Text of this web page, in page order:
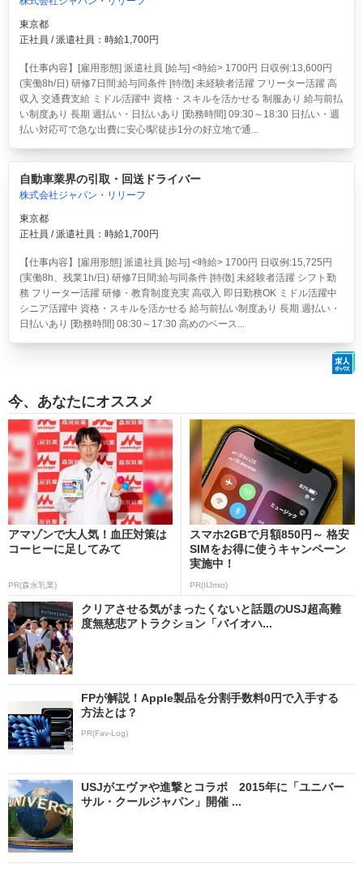
東京都
正社員 / 派遣社員：時給1,700円
【仕事内容】[雇用形態] 派遣社員 [給与] <時給> 1700円 日収例:13,600円
(実働8h/日) 研修7日間:給与同条件 [特徴] 未経験者活躍 フリーター活躍 高
収入 交通費支給 ミドル活躍中 資格・スキルを活かせる 制服あり 給与前払
い制度あり 長期 週払い・日払いあり [勤務時間] 09:30～18:30 日払い・週
払い対応可で急な出費に安心!駅徒歩1分の好立地で通...
自動車業界の引取・回送ドライバー
株式会社ジャパン・リリーフ
東京都
正社員 / 派遣社員：時給1,700円
【仕事内容】[雇用形態] 派遣社員 [給与] <時給> 1700円 日収例:15,725円
(実働8h、残業1h/日) 研修7日間:給与同条件 [特徴] 未経験者活躍 シフト勤
務 フリーター活躍 研修・教育制度充実 高収入 即日勤務OK ミドル活躍中
シニア活躍中 資格・スキルを活かせる 給与前払い制度あり 長期 週払い・
日払いあり [勤務時間] 08:30～17:30 高めのベース...
今、あなたにオススメ
アマゾンで大人気！血圧対策は
コーヒーに足してみて
PR(森永乳業)
スマホ2GBで月額850円～ 格安
SIMをお得に使うキャンペーン
実施中！
PR(IIJmio)
クリアさせる気がまったくないと話題のUSJ超高難
度無慈悲アトラクション「バイオハ...
FPが解説！Apple製品を分割手数料0円で入手する
方法とは？
PR(Fav-Log)
USJがエヴァや進撃とコラボ 2015年に「ユニバー
サル・クールジャパン」開催 ...